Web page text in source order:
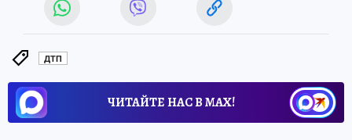
ДТП
ЧИТАЙТЕ НАС В МАХ!